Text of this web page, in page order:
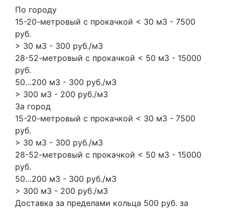
По городу
15-20-метровый с прокачкой < 30 м3 - 7500
руб.
> 30 м3 - 300 руб./м3
28-52-метровый с прокачкой < 50 м3 - 15000
руб.
50…200 м3 - 300 руб./м3
> 300 м3 - 200 руб./м3
За город
15-20-метровый с прокачкой < 30 м3 - 7500
руб.
> 30 м3 - 300 руб./м3
28-52-метровый с прокачкой < 50 м3 - 15000
руб.
50…200 м3 - 300 руб./м3
> 300 м3 - 200 руб./м3
Доставка за пределами кольца 500 руб. за